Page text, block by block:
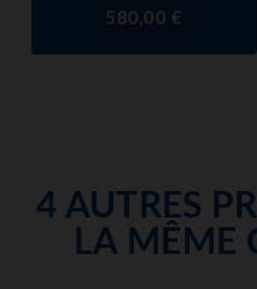
Prix
580,00 €
4 AUTRES
LA MÊME